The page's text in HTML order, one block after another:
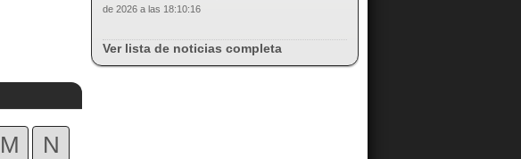
M
N
de 2026 a las 18:10:16
Ver lista de noticias completa